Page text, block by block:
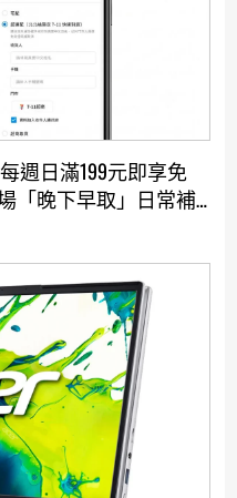
週日滿199元即享免
「晚下早取」日常補